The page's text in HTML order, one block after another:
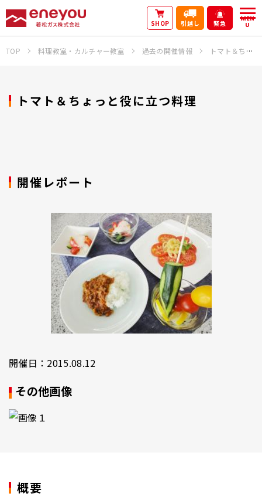
SHOP 引越し 緊急
MEN
U
TOP 料理教室・カルチャー教室 過去の開催情報 トマト＆ちょっと役に立つ料理
トマト＆ちょっと役に立つ料理
開催レポート
開催日：2015.08.12
その他画像
概要